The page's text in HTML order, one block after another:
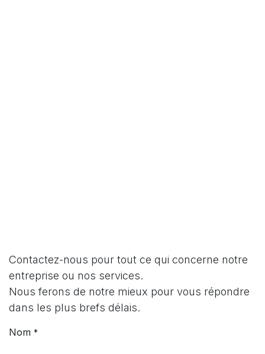
Contactez-nous pour tout ce qui concerne notre
entreprise ou nos services.
Nous ferons de notre mieux pour vous répondre
dans les plus brefs délais.
Nom *